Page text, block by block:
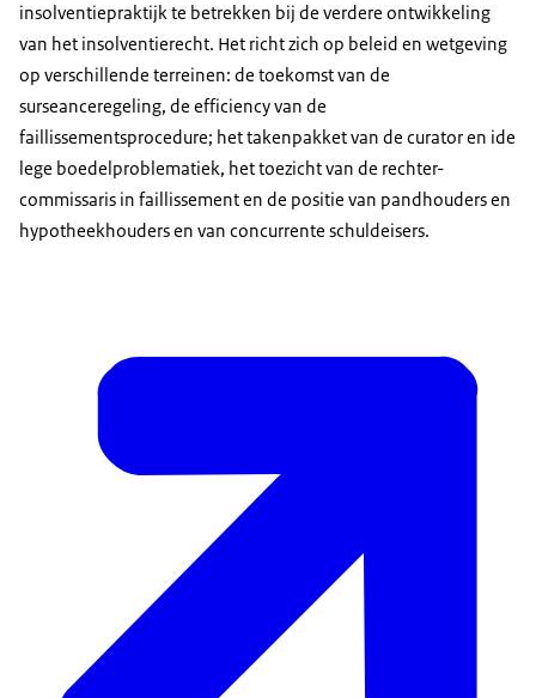
insolventiepraktijk te betrekken bij de verdere ontwikkeling
van het insolventierecht. Het richt zich op beleid en wetgeving
op verschillende terreinen: de toekomst van de
surseanceregeling, de efficiency van de
faillissementsprocedure; het takenpakket van de curator en ide
lege boedelproblematiek, het toezicht van de rechter-
commissaris in faillissement en de positie van pandhouders en
hypotheekhouders en van concurrente schuldeisers.